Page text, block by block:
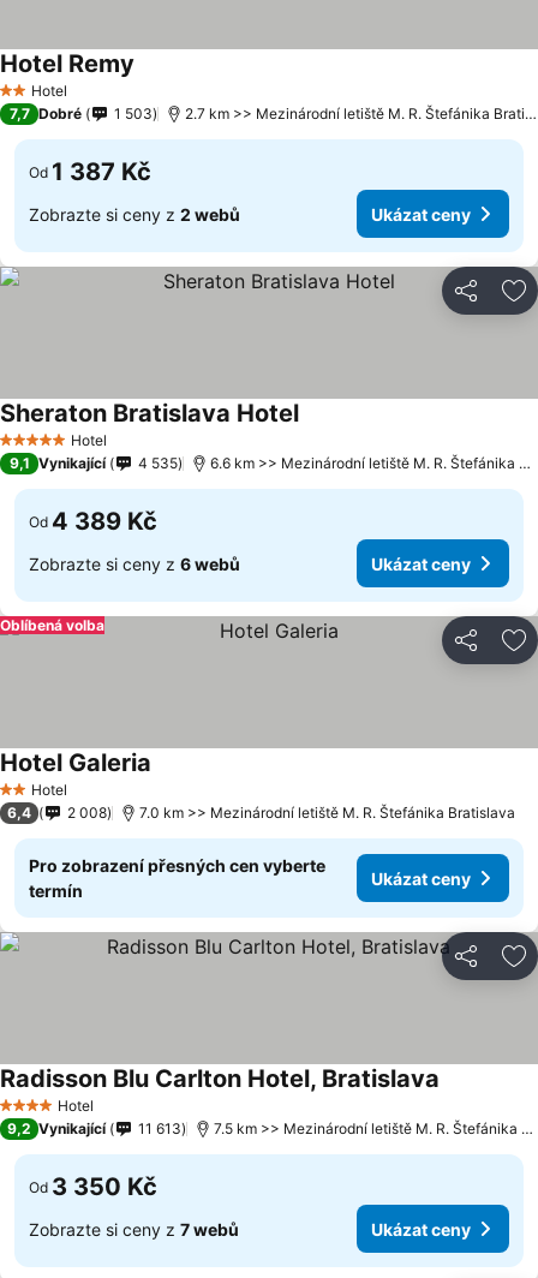
2 Počet hvězdiček
Hotel
Hotel Remy
7,7 Dobré 1 503 2.7 km >> Mezinárodní letiště M. R. Štefánika Bratislava
Od 1 387 Kč
Zobrazte si ceny z 2 webů Ukázat ceny
Sdílet
5 Počet hvězdiček
Hotel
Sheraton Bratislava Hotel
9,1 Vynikající 4 535 6.6 km >> Mezinárodní letiště M. R. Štefánika Bratislava
Od 4 389 Kč
Zobrazte si ceny z 6 webů Ukázat ceny
Sdílet
Oblíbená volba
2 Počet hvězdiček
Hotel
Hotel Galeria
6,4 2 008 7.0 km >> Mezinárodní letiště M. R. Štefánika Bratislava
Pro zobrazení přesných cen vyberte
termín
Ukázat ceny
Sdílet
4 Počet hvězdiček
Hotel
Radisson Blu Carlton Hotel, Bratislava
9,2 Vynikající 11 613 7.5 km >> Mezinárodní letiště M. R. Štefánika Bratislava
Od 3 350 Kč
Zobrazte si ceny z 7 webů Ukázat ceny